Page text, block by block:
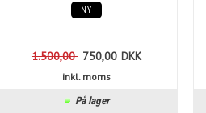
NY
1.500,00 750,00 DKK
inkl. moms
På lager